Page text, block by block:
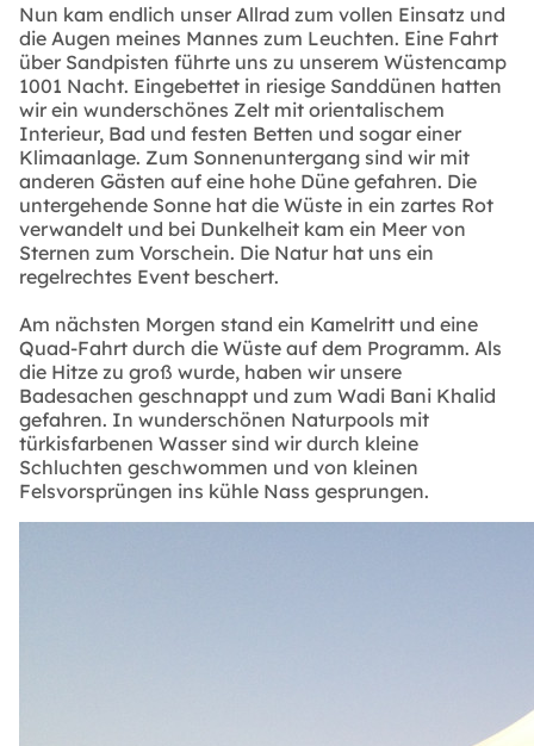
Nun kam endlich unser Allrad zum vollen Einsatz und
die Augen meines Mannes zum Leuchten. Eine Fahrt
über Sandpisten führte uns zu unserem Wüstencamp
1001 Nacht. Eingebettet in riesige Sanddünen hatten
wir ein wunderschönes Zelt mit orientalischem
Interieur, Bad und festen Betten und sogar einer
Klimaanlage. Zum Sonnenuntergang sind wir mit
anderen Gästen auf eine hohe Düne gefahren. Die
untergehende Sonne hat die Wüste in ein zartes Rot
verwandelt und bei Dunkelheit kam ein Meer von
Sternen zum Vorschein. Die Natur hat uns ein
regelrechtes Event beschert.
Am nächsten Morgen stand ein Kamelritt und eine
Quad-Fahrt durch die Wüste auf dem Programm. Als
die Hitze zu groß wurde, haben wir unsere
Badesachen geschnappt und zum Wadi Bani Khalid
gefahren. In wunderschönen Naturpools mit
türkisfarbenen Wasser sind wir durch kleine
Schluchten geschwommen und von kleinen
Felsvorsprüngen ins kühle Nass gesprungen.